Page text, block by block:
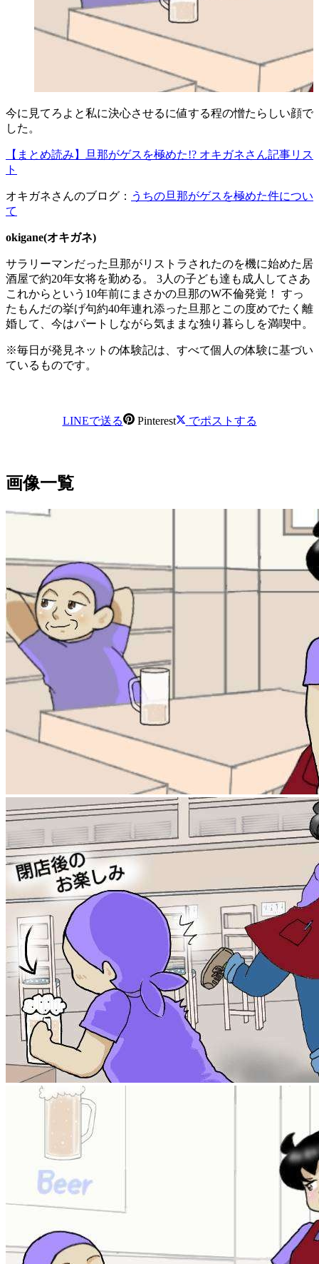
今に見てろよと私に決心させるに値する程の憎たらしい顔で
した。
【まとめ読み】旦那がゲスを極めた!? オキガネさん記事リス
ト
オキガネさんのブログ： うちの旦那がゲスを極めた件につい
て
okigane(オキガネ)
​サラリーマンだった旦那がリストラされたのを機に始めた居
酒屋で約20年女将を勤める。 3人の子ども達も成人してさあ
これからという10年前にまさかの旦那のW不倫発覚！ すっ
たもんだの挙げ句約40年連れ添った旦那とこの度めでたく離
婚して、今はパートしながら気ままな独り暮らしを満喫中。
※毎日が発見ネットの体験記は、すべて個人の体験に基づい
ているものです。
LINEで送る Pinterest でポストする
画像一覧